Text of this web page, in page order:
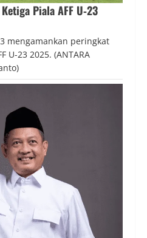
Piala AFF U‑23
mengamankan peringkat
U-23 2025. (ANTARA